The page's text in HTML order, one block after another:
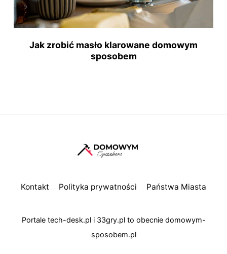
Jak zrobić masło klarowane domowym
sposobem
Kontakt Polityka prywatności Państwa Miasta
Portale tech-desk.pli 33gry.plto obecnie domowym-
sposobem.pl